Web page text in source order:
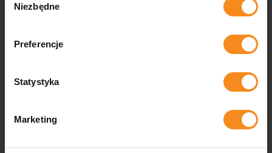
zgody
Niezbędne
Preferencje
Statystyka
Marketing
¿Se pregunta si su empresa puede estar más automatizada,
para nosotros? Contáctanos y nuestros especialistas te